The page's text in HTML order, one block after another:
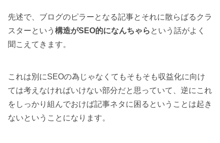
先述で、ブログのピラーとなる記事とそれに散らばるクラ
スターという 構造がSEO的になんちゃら という話がよく
聞こえてきます。
これは別にSEOの為じゃなくてもそもそも収益化に向け
ては考えなければいけない部分だと思っていて、逆にこれ
をしっかり組んでおけば記事ネタに困るということは起き
ないということになります。